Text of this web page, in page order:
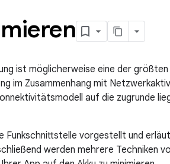
ist möglicherweise eine der
im Zusammenhang mit
auf die zugrunde
Funkschnittstelle vorgestellt und
werden mehrere Techniken